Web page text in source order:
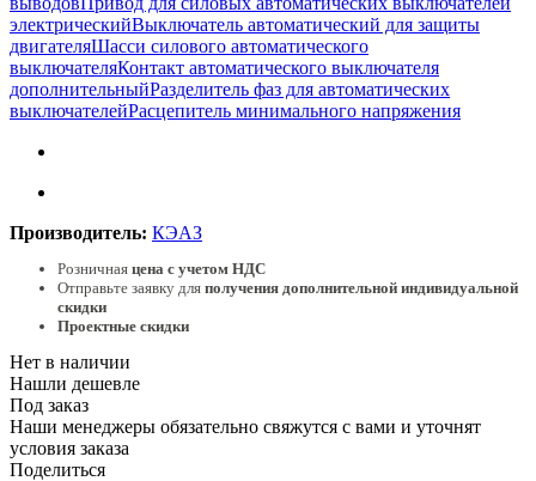
электрическийВыключатель автоматический для защиты
двигателяШасси силового автоматического
выключателяКонтакт автоматического выключателя
дополнительныйРазделитель фаз для автоматических
выключателейРасцепитель минимального напряжения
Производитель: КЭАЗ
Розничная цена с учетом НДС
Отправьте заявку для получения дополнительной индивидуальной
скидки
Проектные скидки
Нет в наличии
Нашли дешевле
Под заказ
Наши менеджеры обязательно свяжутся с вами и уточнят
условия заказа
Поделиться